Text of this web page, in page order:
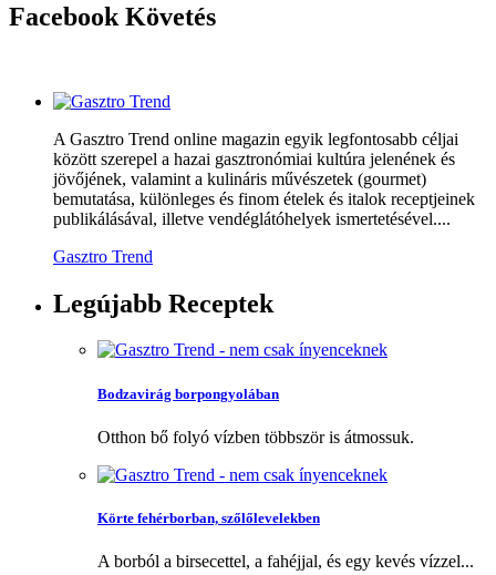
Facebook Követés
A Gasztro Trend online magazin egyik legfontosabb céljai
között szerepel a hazai gasztronómiai kultúra jelenének és
jövőjének, valamint a kulináris művészetek (gourmet)
bemutatása, különleges és finom ételek és italok receptjeinek
publikálásával, illetve vendéglátóhelyek ismertetésével....
Gasztro Trend
Legújabb Receptek
Bodzavirág borpongyolában
Otthon bő folyó vízben többször is átmossuk.
Körte fehérborban, szőlőlevelekben
A borból a birsecettel, a fahéjjal, és egy kevés vízzel...